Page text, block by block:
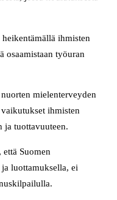
ihmisten
osaamistaan työuran
mielenterveyden
ihmisten
ja tuottavuuteen.
Suomen
luottamuksella, ei